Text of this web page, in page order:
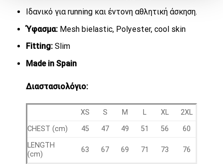
Ιδανικό για running και έντονη αθλητική άσκηση.
Ύφασμα:Mesh bielastic, Polyester, cool skin
Fitting:Slim
Made in Spain
Διαστασιολόγιο:
XS S M L XL
2XL
CHEST (cm)
45 47 49 51 56
60
LENGTH
(cm)
63 67 69 71 73 76